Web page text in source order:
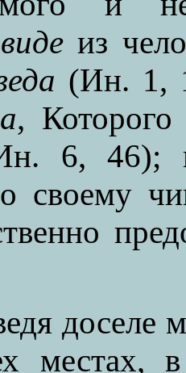
из
(Ин. 1,
,
6, 46);
своему
доселе
местах,